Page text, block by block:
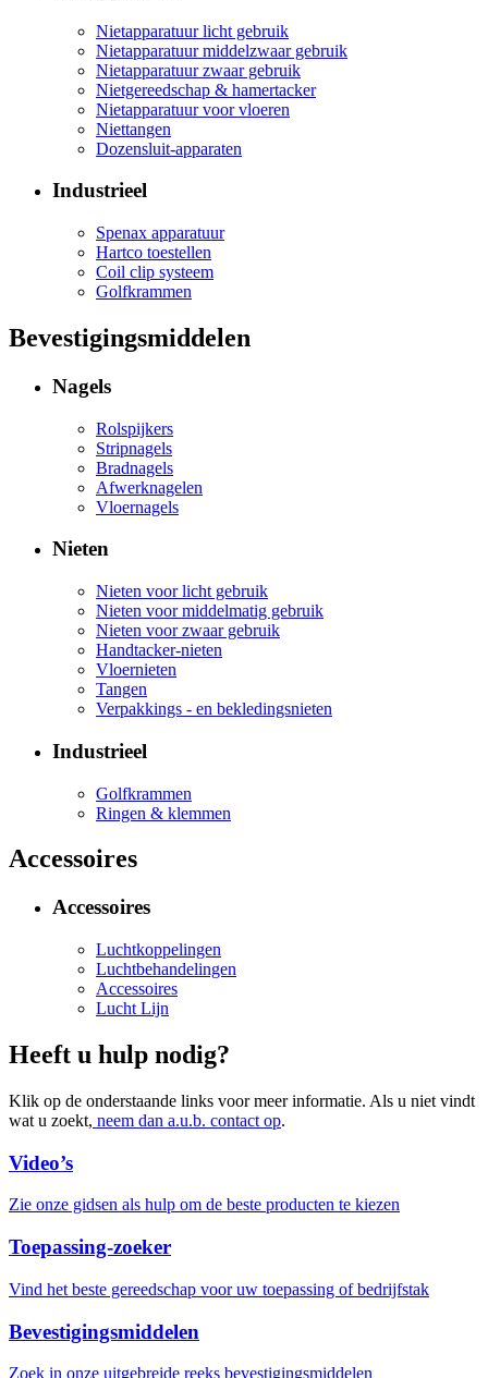
Nietapparatuur licht gebruik
Nietapparatuur middelzwaar gebruik
Nietapparatuur zwaar gebruik
Nietgereedschap & hamertacker
Nietapparatuur voor vloeren
Niettangen
Dozensluit-apparaten
Industrieel
Spenax apparatuur
Hartco toestellen
Coil clip systeem
Golfkrammen
Bevestigingsmiddelen
Nagels
Rolspijkers
Stripnagels
Bradnagels
Afwerknagelen
Vloernagels
Nieten
Nieten voor licht gebruik
Nieten voor middelmatig gebruik
Nieten voor zwaar gebruik
Handtacker-nieten
Vloernieten
Tangen
Verpakkings - en bekledingsnieten
Industrieel
Golfkrammen
Ringen & klemmen
Accessoires
Accessoires
Luchtkoppelingen
Luchtbehandelingen
Accessoires
Lucht Lijn
Heeft u hulp nodig?
Klik op de onderstaande links voor meer informatie. Als u niet vindt
wat u zoekt, neem dan a.u.b. contact op.
Video’s
Zie onze gidsen als hulp om de beste producten te kiezen
Toepassing-zoeker
Vind het beste gereedschap voor uw toepassing of bedrijfstak
Bevestigingsmiddelen
Zoek in onze uitgebreide reeks bevestigingsmiddelen